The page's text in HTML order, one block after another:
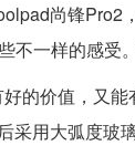
尚锋Pro2
一样的感受
的价值，又
用大弧度玻